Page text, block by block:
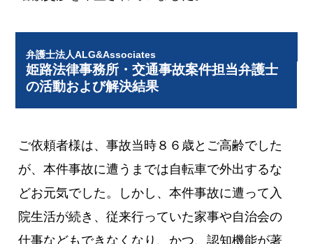
弁護士法人ALG&Associates
姫路法律事務所・交通事故案件担当弁護士
の活動および解決結果
ご依頼者様は、事故当時８６歳とご高齢でした
が、本件事故に遭うまでは自転車で外出するな
どお元気でした。しかし、本件事故に遭って入
院生活が続き、従来行っていた家事や自治会の
仕事などもできなくなり、かつ、認知機能が著